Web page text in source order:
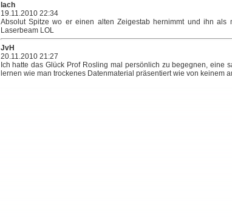
lach
19.11.2010 22:34
Absolut Spitze wo er einen alten Zeigestab hernimmt und ihn als
Laserbeam LOL
JvH
20.11.2010 21:27
Ich hatte das Glück Prof Rosling mal persönlich zu begegnen, eine
lernen wie man trockenes Datenmaterial präsentiert wie von keinem